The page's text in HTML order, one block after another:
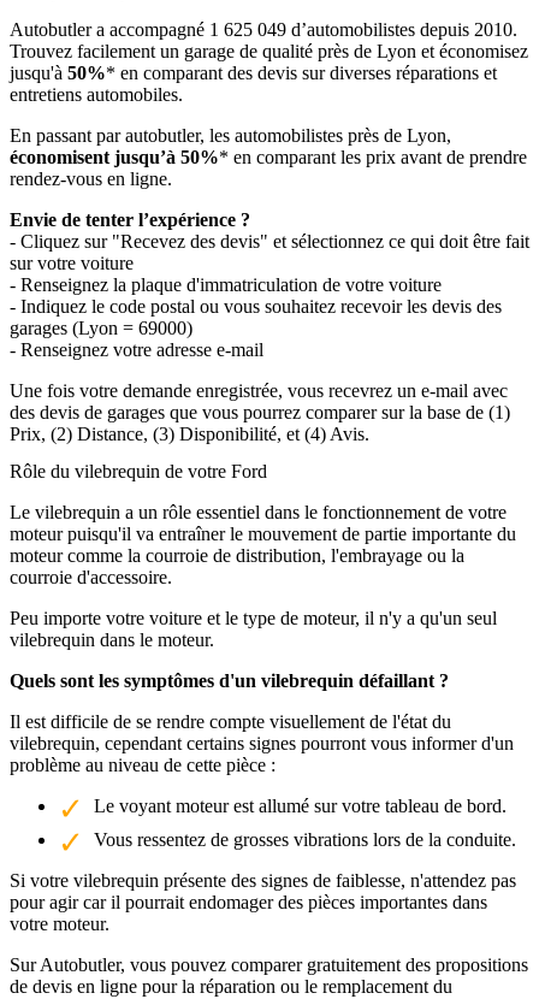
Autobutler a accompagné 1 625 049 d’automobilistes depuis 2010.
Trouvez facilement un garage de qualité près de Lyon et économisez
jusqu'à 50%* en comparant des devis sur diverses réparations et
entretiens automobiles.
En passant par autobutler, les automobilistes près de Lyon,
économisent jusqu’à 50%* en comparant les prix avant de prendre
rendez-vous en ligne.
Envie de tenter l’expérience ?
- Cliquez sur "Recevez des devis" et sélectionnez ce qui doit être fait
sur votre voiture
- Renseignez la plaque d'immatriculation de votre voiture
- Indiquez le code postal ou vous souhaitez recevoir les devis des
garages (Lyon = 69000)
- Renseignez votre adresse e-mail
Une fois votre demande enregistrée, vous recevrez un e-mail avec
des devis de garages que vous pourrez comparer sur la base de (1)
Prix, (2) Distance, (3) Disponibilité, et (4) Avis.
Rôle du vilebrequin de votre Ford
Le vilebrequin a un rôle essentiel dans le fonctionnement de votre
moteur puisqu'il va entraîner le mouvement de partie importante du
moteur comme la courroie de distribution, l'embrayage ou la
courroie d'accessoire.
Peu importe votre voiture et le type de moteur, il n'y a qu'un seul
vilebrequin dans le moteur.
Quels sont les symptômes d'un vilebrequin défaillant ?
Il est difficile de se rendre compte visuellement de l'état du
vilebrequin, cependant certains signes pourront vous informer d'un
problème au niveau de cette pièce :
Le voyant moteur est allumé sur votre tableau de bord.
Vous ressentez de grosses vibrations lors de la conduite.
Si votre vilebrequin présente des signes de faiblesse, n'attendez pas
pour agir car il pourrait endomager des pièces importantes dans
votre moteur.
Sur Autobutler, vous pouvez comparer gratuitement des propositions
de devis en ligne pour la réparation ou le remplacement du